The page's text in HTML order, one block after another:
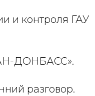
и контроля ГАУ
ДОНБАСС».
разговор.